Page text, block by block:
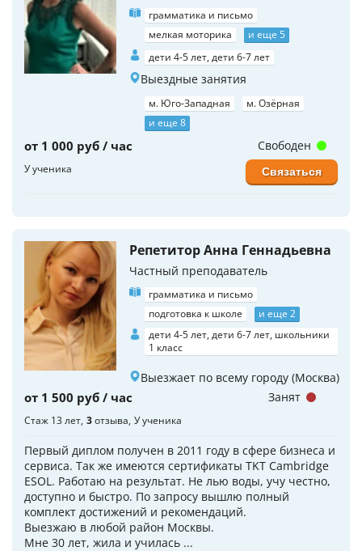
грамматика и письмо
мелкая моторика
и еще 5
дети 4-5 лет, дети 6-7 лет
Выездные занятия
м. Юго-Западная
м. Озёрная
и еще 8
от 1 000 руб / час
У ученика
Свободен
Связаться
Репетитор Анна Геннадьевна
Частный преподаватель
грамматика и письмо
подготовка к школе
и еще 2
дети 4-5 лет, дети 6-7 лет, школьники
1 класс
Выезжает по всему городу (Москва)
от 1 500 руб / час
Стаж 13 лет 3отзыва У ученика
Первый диплом получен в 2011 году в сфере бизнеса и
сервиса. Так же имеются сертификаты TKT Cambridge
ESOL. Работаю на результат. Не лью воды, учу честно,
доступно и быстро. По запросу вышлю полный
комплект достижений и рекомендаций.
Выезжаю в любой район Москвы.
Мне 30 лет, жила и училась ...
Занят